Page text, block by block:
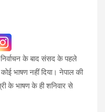
के बाद संसद के पहले
भाषण नहीं दिया। नेपाल की
के भाषण के ही शनिवार से